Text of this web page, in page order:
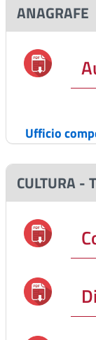
ANAGRAFE
Ufficio
CULTURA -